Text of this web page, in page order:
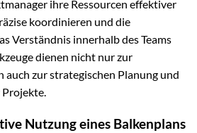
ihre Ressourcen effektiver
koordinieren und die
Verständnis innerhalb des Teams
dienen nicht nur zur
auch zur strategischen Planung und
Nutzung eines Balkenplans